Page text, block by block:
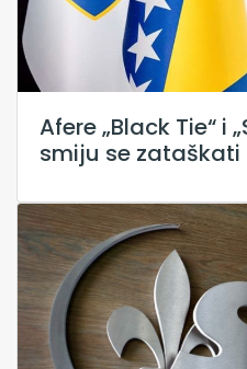
Afere „Black Tie“ i
smiju se zataškati